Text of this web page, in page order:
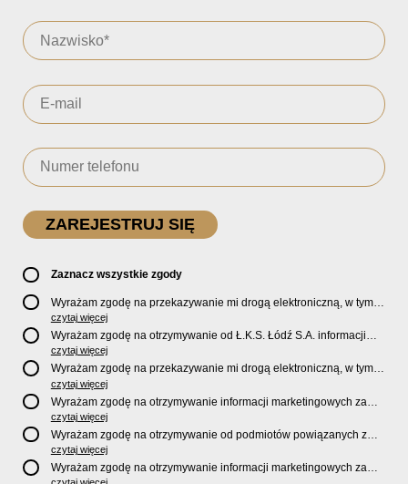
Zaznacz wszystkie zgody
Wyrażam zgodę na przekazywanie mi drogą elektroniczną, w tym
pocztą e-mail, oficjalnego newslettera oraz informacji o zniżkach,
promocjach, nowościach, biletach, karnetach, ofercie sklepu U2
Store oraz serwisu bilety.lkslodz.pl i innych produktach oraz
usługach oferowanych przez Ł.K.S. Łódź S.A.
czytaj więcej
Wyrażam zgodę na otrzymywanie od Ł.K.S. Łódź S.A. informacji
marketingowych dotyczących działalności spółki, ofert, wydarzeń i
produktów za pośrednictwem wiadomości SMS oraz połączeń
telefonicznych.
czytaj więcej
Wyrażam zgodę na przekazywanie mi drogą elektroniczną, w tym
pocztą e-mail, informacji handlowych i marketingowych o
produktach, usługach i działalnościSponsorów i PartnerówŁ.K.S.
Łódź S.A.
czytaj więcej
Wyrażam zgodę na otrzymywanie informacji marketingowych za
pośrednictwem wiadomości SMS oraz połączeń telefonicznych
odSponsorów i PartnerówŁ.K.S. Łódź S.A.
czytaj więcej
Wyrażam zgodę na otrzymywanie od podmiotów powiązanych z
Ł.K.S. Łódź S.A., tj. Fundacji ŁKS oraz Sport Catering sp. z
o.o. informacji marketingowych oraz informacji handlowych o
nowościach, produktach, usługach i działalności drogą
czytaj więcej
Wyrażam zgodę na otrzymywanie informacji marketingowych za